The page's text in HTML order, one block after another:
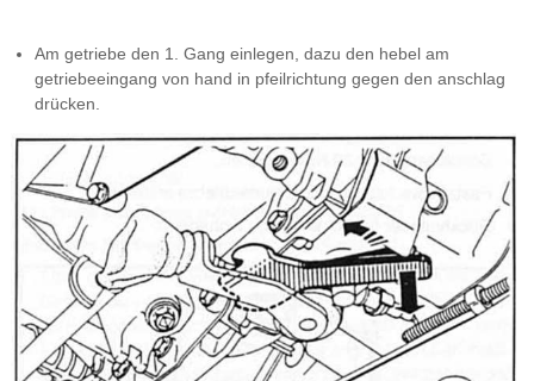
Am getriebe den 1. Gang einlegen, dazu den hebel am
getriebeeingang von hand in pfeilrichtung gegen den anschlag
drücken.